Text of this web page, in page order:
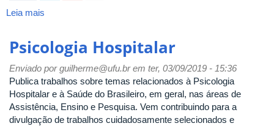
Leia mais
e
Crítica
Psicologia Hospitalar
Enviado porguilherme@ufu.brem ter, 03/09/2019 - 15:36
Publica trabalhos sobre temas relacionados à Psicologia
Hospitalar e à Saúde do Brasileiro, em geral, nas áreas de
Assistência, Ensino e Pesquisa. Vem contribuindo para a
divulgação de trabalhos cuidadosamente selecionados e